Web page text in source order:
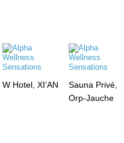
W Hotel, XI’AN
Sauna Privé,
Orp-Jauche